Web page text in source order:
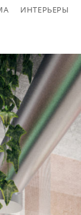
ИНТЕРЬЕРЫ